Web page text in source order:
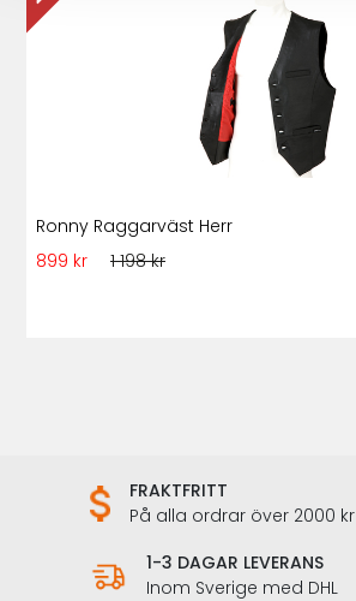
Ronny Raggarväst Herr
899 kr
1 198 kr
FRAKTFRITT
På alla ordrar över 2000 kr
1-3 DAGAR LEVERANS
Inom Sverige med DHL